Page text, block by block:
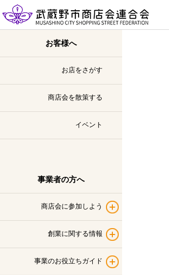
お客様へ
お店をさがす
商店会を散策する
イベント
事業者の方へ
商店会に参加しよう
創業に関する情報
事業のお役立ちガイド